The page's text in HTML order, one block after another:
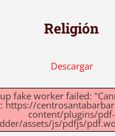
Religión
Descargar
fake worker failed:
https://
content/plugins/pdf-
assets/js/pdfjs/